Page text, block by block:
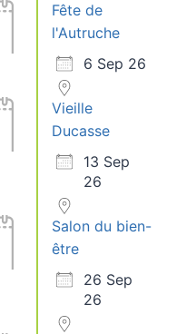
Fête de
l'Autruche
6 Sep 26
Vieille
Ducasse
13 Sep
26
Salon du bien-
être
26 Sep
26